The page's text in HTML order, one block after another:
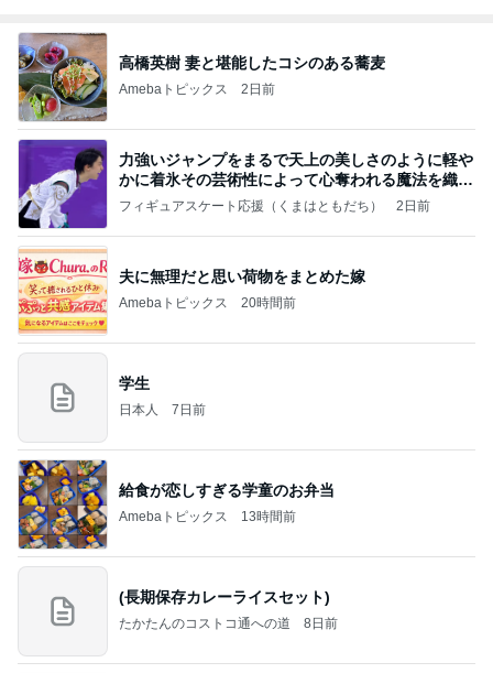
高橋英樹 妻と堪能したコシのある蕎麦
Amebaトピックス 2日前
力強いジャンプをまるで天上の美しさのように軽や
かに着氷その芸術性によって心奪われる魔法を織り
なす
フィギュアスケート応援（くまはともだち） 2日前
夫に無理だと思い荷物をまとめた嫁
Amebaトピックス 20時間前
学生
日本人 7日前
給食が恋しすぎる学童のお弁当
Amebaトピックス 13時間前
(長期保存カレーライスセット)
たかたんのコストコ通への道 8日前